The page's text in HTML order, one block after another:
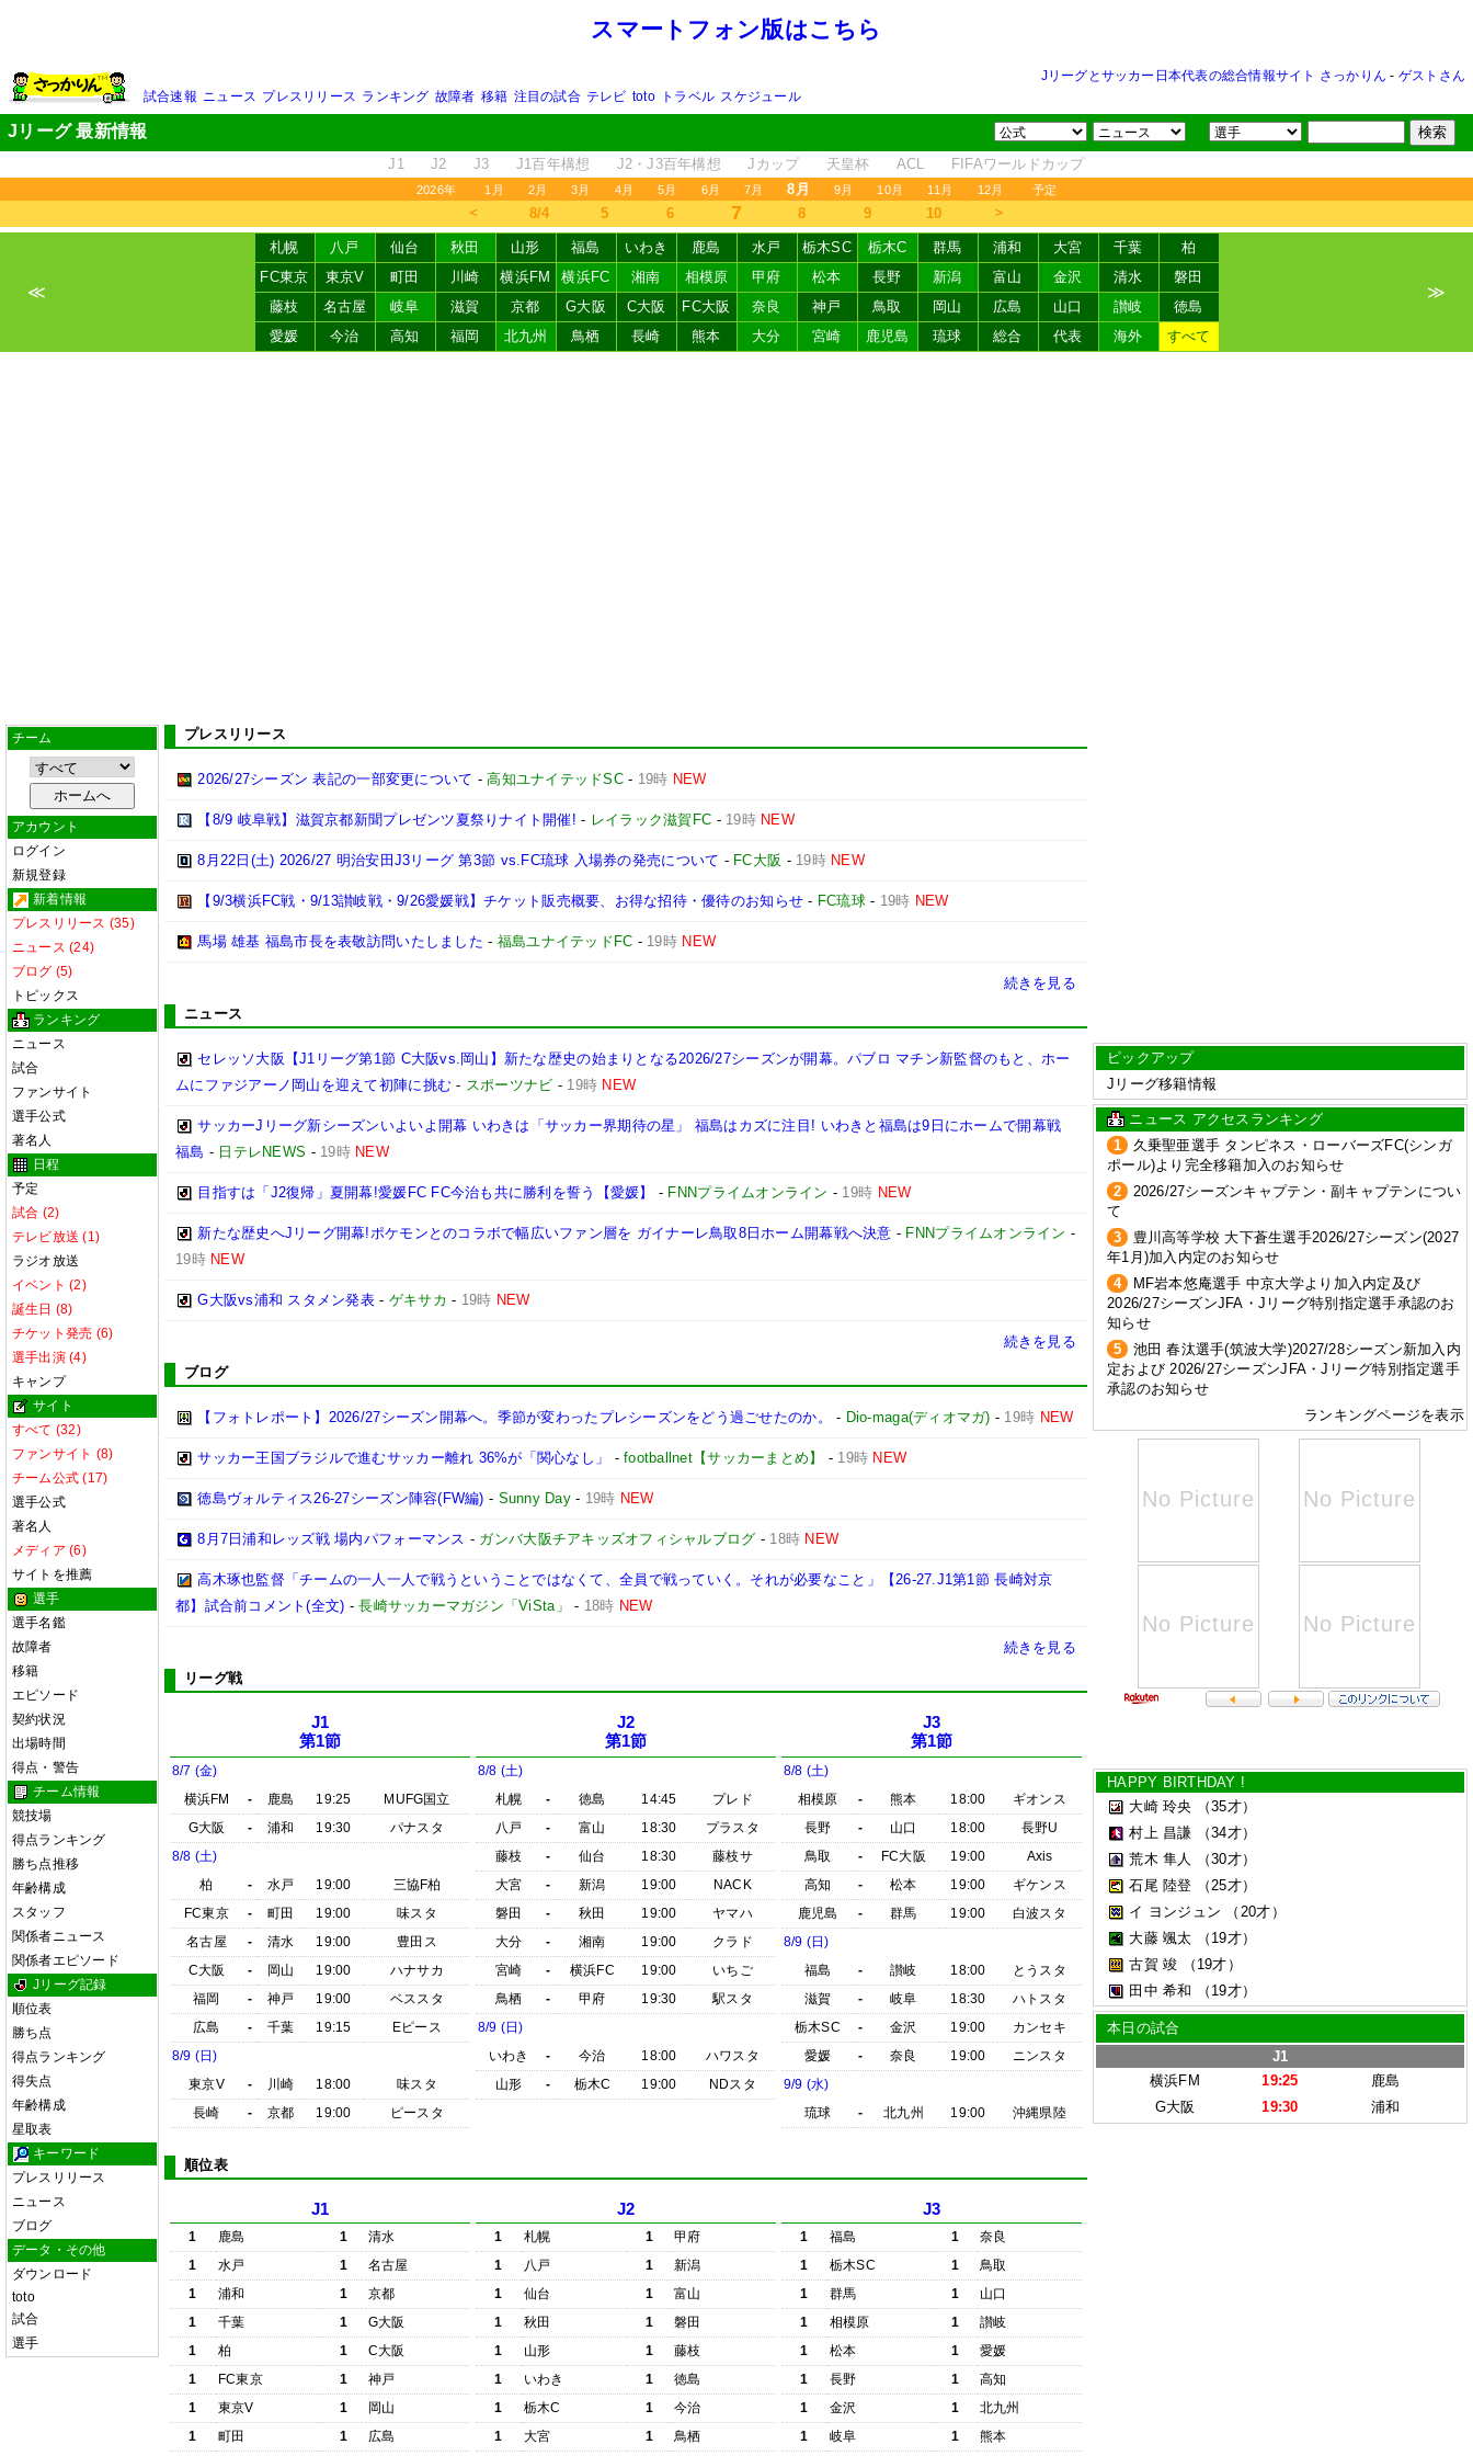
スマートフォン版はこちら
Jリーグとサッカー日本代表の総合情報サイト さっかりん - ゲストさん
試合速報 ニュース プレスリリース ランキング 故障者 移籍 注目の試合 テレビ toto トラベル スケジュール
Jリーグ 最新情報
J1 J2 J3 J1百年構想 J2・J3百年構想 Jカップ 天皇杯 ACL FIFAワールドカップ
2026年 1月 2月 3月 4月 5月 6月 7月 8月 9月 10月 11月 12月 予定
＜ 8/4 5 6 7 8 9 10 ＞
≪
札幌 八戸 仙台 秋田 山形 福島 いわき 鹿島 水戸 栃木SC 栃木C 群馬 浦和 大宮 千葉
柏
FC東京
東京V 町田 川崎 横浜FM 横浜FC 湘南 相模原 甲府 松本 長野 新潟 富山 金沢 清水
磐田
藤枝
名古屋 岐阜 滋賀 京都 G大阪 C大阪 FC大阪 奈良 神戸 鳥取 岡山 広島 山口 讃岐
徳島
愛媛
今治 高知 福岡 北九州 鳥栖 長崎 熊本 大分 宮崎 鹿児島 琉球 総合 代表 海外 すべて
≫
チーム
アカウント
ログイン
新規登録
新着情報
プレスリリース (35)
ニュース (24)
ブログ (5)
トピックス
ランキング
ニュース
試合
ファンサイト
選手公式
著名人
日程
予定
試合 (2)
テレビ放送 (1)
ラジオ放送
イベント (2)
誕生日 (8)
チケット発売 (6)
選手出演 (4)
キャンプ
サイト
すべて (32)
ファンサイト (8)
チーム公式 (17)
選手公式
著名人
メディア (6)
サイトを推薦
選手
選手名鑑
故障者
移籍
エピソード
契約状況
出場時間
得点・警告
チーム情報
競技場
得点ランキング
勝ち点推移
年齢構成
スタッフ
関係者ニュース
関係者エピソード
Jリーグ記録
順位表
勝ち点
得点ランキング
得失点
年齢構成
星取表
キーワード
プレスリリース
ニュース
ブログ
データ・その他
ダウンロード
toto
試合
選手
プレスリリース
2026/27シーズン 表記の一部変更について -高知ユナイテッドSC- 19時 NEW
【8/9 岐阜戦】滋賀京都新聞プレゼンツ夏祭りナイト開催! - レイラック滋賀FC - 19時 NEW
8月22日(土) 2026/27 明治安田J3リーグ 第3節 vs.FC琉球 入場券の発売について - FC大阪 - 19時 NEW
【9/3横浜FC戦・9/13讃岐戦・9/26愛媛戦】チケット販売概要、お得な招待・優待のお知らせ - FC琉球- 19時 NEW
馬場 雄基 福島市長を表敬訪問いたしました - 福島ユナイテッドFC - 19時 NEW
続きを見る
ニュース
セレッソ大阪【J1リーグ第1節 C大阪vs.岡山】新たな歴史の始まりとなる2026/27シーズンが開幕。パブロ マチン新監督のもと、ホー
ムにファジアーノ岡山を迎えて初陣に挑む - スポーツナビ - 19時 NEW
サッカーJリーグ新シーズンいよいよ開幕 いわきは「サッカー界期待の星」 福島はカズに注目! いわきと福島は9日にホームで開幕戦
福島 - 日テレNEWS - 19時 NEW
目指すは「J2復帰」夏開幕!愛媛FC FC今治も共に勝利を誓う【愛媛】 - FNNプライムオンライン - 19時 NEW
新たな歴史へJリーグ開幕!ポケモンとのコラボで幅広いファン層を ガイナーレ鳥取8日ホーム開幕戦へ決意 - FNNプライムオンライン -
19時 NEW
G大阪vs浦和 スタメン発表 - ゲキサカ - 19時 NEW
続きを見る
ブログ
【フォトレポート】2026/27シーズン開幕へ。季節が変わったプレシーズンをどう過ごせたのか。 - Dio-maga(ディオマガ) - 19時 NEW
サッカー王国ブラジルで進むサッカー離れ 36%が「関心なし」 -footballnet【サッカーまとめ】 - 19時 NEW
徳島ヴォルティス26-27シーズン陣容(FW編) - Sunny Day- 19時 NEW
8月7日浦和レッズ戦 場内パフォーマンス - ガンバ大阪チアキッズオフィシャルブログ - 18時 NEW
高木琢也監督「チームの一人一人で戦うということではなくて、全員で戦っていく。それが必要なこと」【26-27.J1第1節 長崎対京
都】試合前コメント(全文) -長崎サッカーマガジン「ViSta」 - 18時 NEW
続きを見る
リーグ戦
J1
第1節
8/7 (金)
横浜FM
- 鹿島 19:25
MUFG国立
G大阪
- 浦和 19:30
パナスタ
8/8 (土)
柏
- 水戸 19:00
三協F柏
FC東京
- 町田 19:00
味スタ
名古屋
- 清水 19:00
豊田ス
C大阪
- 岡山 19:00
ハナサカ
福岡
- 神戸 19:00
ベススタ
広島
- 千葉 19:15
Eピース
8/9 (日)
東京V
- 川崎 18:00
味スタ
長崎
- 京都 19:00 ピースタ
J2
第1節
8/8 (土)
札幌
- 徳島 14:45
プレド
八戸
- 富山 18:30
プラスタ
藤枝
- 仙台 18:30
藤枝サ
大宮
- 新潟 19:00
NACK
磐田
- 秋田 19:00
ヤマハ
大分
- 湘南 19:00
クラド
宮崎
- 横浜FC 19:00
いちご
鳥栖
- 甲府 19:30
駅スタ
8/9 (日)
いわき
- 今治 18:00
ハワスタ
山形
- 栃木C 19:00 NDスタ
J3
第1節
8/8 (土)
相模原
- 熊本 18:00
ギオンス
長野
- 山口 18:00
長野U
鳥取
- FC大阪 19:00
Axis
高知
- 松本 19:00
ギケンス
鹿児島
- 群馬 19:00
白波スタ
8/9 (日)
福島
- 讃岐 18:00
とうスタ
滋賀
- 岐阜 18:30
ハトスタ
栃木SC
- 金沢 19:00
カンセキ
愛媛
- 奈良 19:00
ニンスタ
9/9 (水)
琉球
- 北九州 19:00 沖縄県陸
順位表
J1
1 鹿島 1
清水
1
水戸 1
名古屋
1
浦和 1
京都
1
千葉 1
G大阪
1
柏 1
C大阪
1
FC東京 1
神戸
1
東京V 1
岡山
1
町田 1
広島
J2
1 札幌 1
甲府
1
八戸 1
新潟
1
仙台 1
富山
1
秋田 1
磐田
1
山形 1
藤枝
1
いわき 1
徳島
1
栃木C 1
今治
1
大宮 1
鳥栖
J3
1 福島 1
奈良
1
栃木SC 1
鳥取
1
群馬 1
山口
1
相模原 1
讃岐
1
松本 1
愛媛
1
長野 1
高知
1
金沢 1
北九州
1
岐阜 1
熊本
ピックアップ
Jリーグ移籍情報
ニュース アクセスランキング
1
久乗聖亜選手 タンピネス・ローバーズFC(シンガ
ポール)より完全移籍加入のお知らせ
2
2026/27シーズンキャプテン・副キャプテンについ
て
3
豊川高等学校 大下蒼生選手2026/27シーズン(2027
年1月)加入内定のお知らせ
4
MF岩本悠庵選手 中京大学より加入内定及び
2026/27シーズンJFA・Jリーグ特別指定選手承認のお
知らせ
5
池田 春汰選手(筑波大学)2027/28シーズン新加入内
定および 2026/27シーズンJFA・Jリーグ特別指定選手
承認のお知らせ
ランキングページを表示
HAPPY BIRTHDAY !
大崎 玲央
（35才）
村上 昌謙
（34才）
荒木 隼人
（30才）
石尾 陸登
（25才）
イ ヨンジュン
（20才）
大藤 颯太
（19才）
古賀 竣
（19才）
田中 希和
（19才）
本日の試合
J1
横浜FM
19:25
鹿島
G大阪
19:30 浦和